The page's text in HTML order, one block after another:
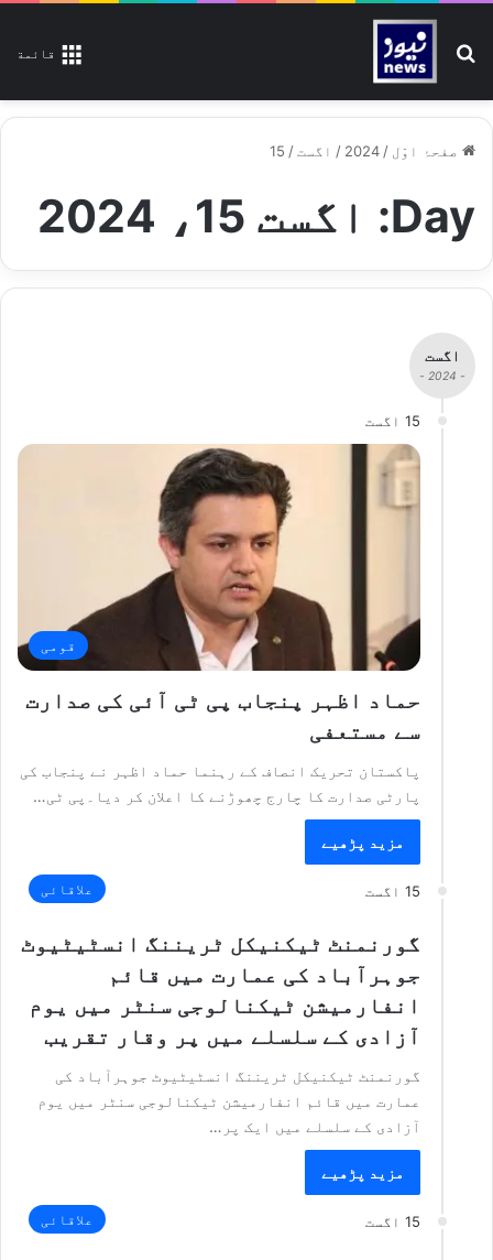
قائمة تلاش کیجیے
صفحۂ اوّل /
2024
/ اگست/
15
Day: اگست 15، 2024
اگست
- 2024 -
15 اگست
قومی
حماد اظہر پنجاب پی ٹی آئی کی صدارت
سے مستعفی
پاکستان تحریک انصاف کے رہنما حماد اظہر نے پنجاب کی
پارٹی صدارت کا چارج چھوڑنے کا اعلان کر دیا۔پی ٹی…
مزید پڑھیے
15 اگست علاقائی
گورنمنٹ ٹیکنیکل ٹریننگ انسٹیٹیوٹ
جوہرآباد کی عمارت میں قائم
انفارمیشن ٹیکنالوجی سنٹر میں یوم
آزادی کے سلسلے میں پر وقار تقریب
گورنمنٹ ٹیکنیکل ٹریننگ انسٹیٹیوٹ جوہرآباد کی
عمارت میں قائم انفارمیشن ٹیکنالوجی سنٹر میں یوم
آزادی کے سلسلے میں ایک پر…
مزید پڑھیے
15 اگست علاقائی